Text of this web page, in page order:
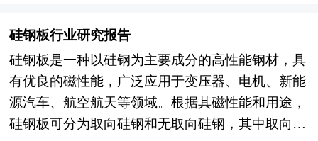
项目潜力、商业模式、运营规划、财务预计等方面
的内容完美地展现给投资者，最大限度提升您的公
司/项目价值，确保您的商业计划处于同行领先水
平，将是您成功融资的敲门砖。我们策划制作的商
业计划书在投资商与金融机构的慎审下确保您的项
计、景观设计、IP设计、商业模式设计、招商、投
资、运营等一系列咨询服务。 中研普华通过对水
泥行业长期跟踪监测，分析水泥行业需求、供给、
经营特性、获取能力、产业链和价值链等多方面的
内容，整合行业、市场、企业、用户等多层面数据
材产品认证并行发展，认证流程涵盖材料筛选、实
验室检测、工厂审核、获证监督等标准化环节，为
行业规范化发展建立制度框架。但行业仍面临结构
性挑战：整体生产规模占比与传统建材相比仍有较
大差距，区域执行尺度不一导致市场准入门槛参差
分析提出论点、分析论据，进行论证。铝型材报告
用均恰如其分。文字、用词应力求准确。研究报告
的文字也简单、明了、通顺、流畅，既明白如话，
又把研究的效果准确地、科学地表达出来。铝型材
研究报告以行业为研究对象，并基于行业的现状，
硅钢板行业研究报告
硅钢板是一种以硅钢为主要成分的高性能钢材，具
有优良的磁性能，广泛应用于变压器、电机、新能
源汽车、航空航天等领域。根据其磁性能和用途，
硅钢板可分为取向硅钢和无取向硅钢，其中取向硅